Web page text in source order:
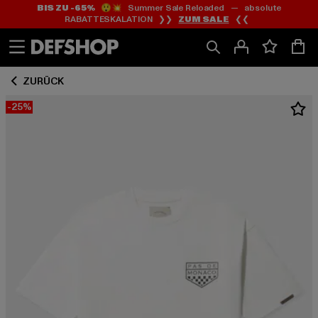
Zum
Inhalt
springen
Zum
Fußzeile
springen
BIS ZU -65%😲💥 Summer Sale Reloaded — absolute
RABATTESKALATION ❯❯ ZUM SALE ❮❮
ZURÜCK
-25%